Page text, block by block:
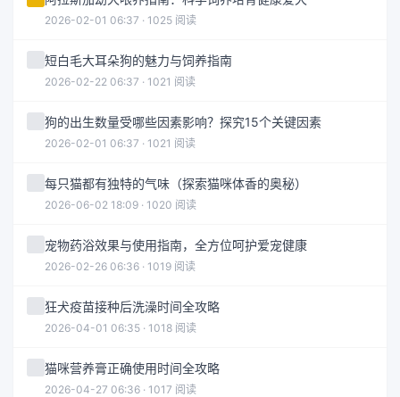
2026-02-01 06:37 · 1025 阅读
短白毛大耳朵狗的魅力与饲养指南
2026-02-22 06:37 · 1021 阅读
狗的出生数量受哪些因素影响？探究15个关键因素
2026-02-01 06:37 · 1021 阅读
每只猫都有独特的气味（探索猫咪体香的奥秘）
2026-06-02 18:09 · 1020 阅读
宠物药浴效果与使用指南，全方位呵护爱宠健康
2026-02-26 06:36 · 1019 阅读
狂犬疫苗接种后洗澡时间全攻略
2026-04-01 06:35 · 1018 阅读
猫咪营养膏正确使用时间全攻略
2026-04-27 06:36 · 1017 阅读